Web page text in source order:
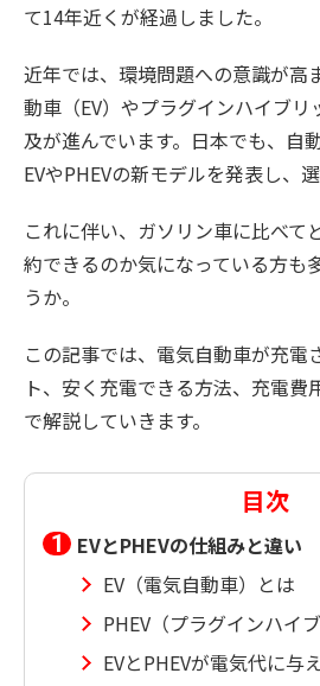
て14年近くが経過しました。
近年では、環境問題への意識が高
動車（EV）やプラグインハイブリ
及が進んでいます。日本でも、自
EVやPHEVの新モデルを発表し、
これに伴い、ガソリン車に比べて
約できるのか気になっている方も
うか。
この記事では、電気自動車が充電
ト、安く充電できる方法、充電費
で解説していきます。
目次
EVとPHEVの仕組みと違い
EV（電気自動車）とは
PHEV（プラグインハイ
EVとPHEVが電気代に与